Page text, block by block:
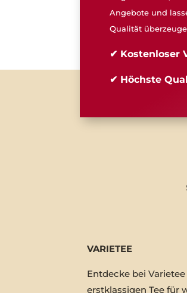
Angebote und
Qualität
✔ Kostenloser
✔ Höchste
VARIETEE
Entdecke bei
erstklassigen Tee für